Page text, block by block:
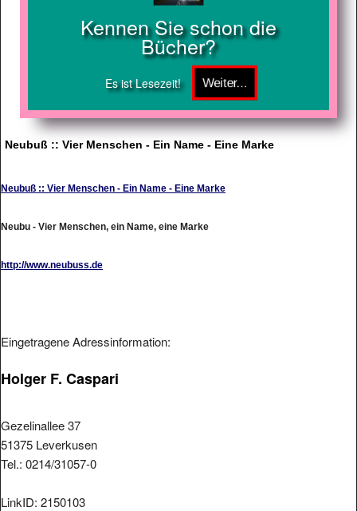
Kennen Sie schon die
Bücher?
Es ist Lesezeit!
Neubuß :: Vier Menschen - Ein Name - Eine Marke
Neubuß :: Vier Menschen - Ein Name - Eine Marke
Neubu - Vier Menschen, ein Name, eine Marke
http://www.neubuss.de
Eingetragene Adressinformation:
Holger F. Caspari
Gezelinallee 37
51375 Leverkusen
Tel.: 0214/31057-0
LinkID: 2150103